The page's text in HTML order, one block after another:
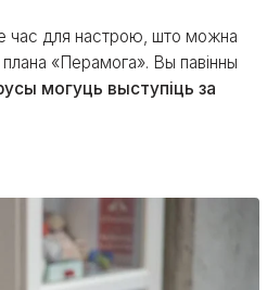
час для настрою, што можна
«Перамога». Вы павінны
могуць выступіць за